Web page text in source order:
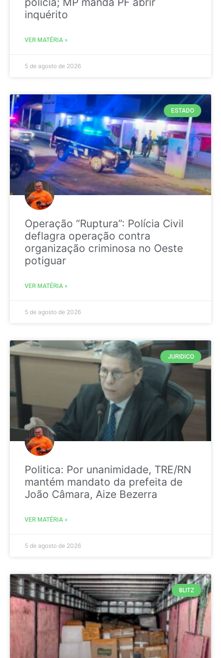
inquérito
VER MATÉRIA »
5 de agosto de 2026
ESTADO
Operação “Ruptura”: Polícia Civil
deflagra operação contra
organização criminosa no Oeste
potiguar
VER MATÉRIA »
5 de agosto de 2026
JURIDICO
Politica: Por unanimidade, TRE/RN
mantém mandato da prefeita de
João Câmara, Aize Bezerra
VER MATÉRIA »
5 de agosto de 2026
BLITZ